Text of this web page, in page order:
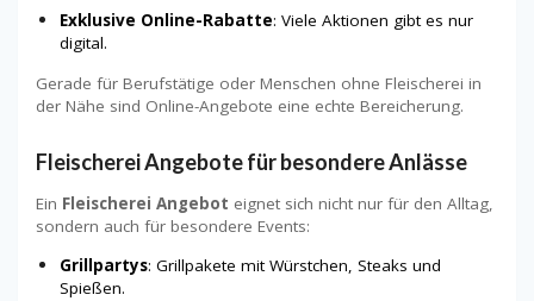
Exklusive Online-Rabatte: Viele Aktionen gibt es nur
digital.
Gerade für Berufstätige oder Menschen ohne Fleischerei in
der Nähe sind Online-Angebote eine echte Bereicherung.
Fleischerei Angebote für besondere Anlässe
Ein Fleischerei Angebot eignet sich nicht nur für den Alltag,
sondern auch für besondere Events:
Grillpartys: Grillpakete mit Würstchen, Steaks und
Spießen.